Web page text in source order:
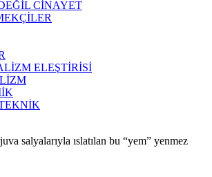
CİNAYET
ELEŞTİRİSİ
salyalarıyla ıslatılan bu “yem” yenmez